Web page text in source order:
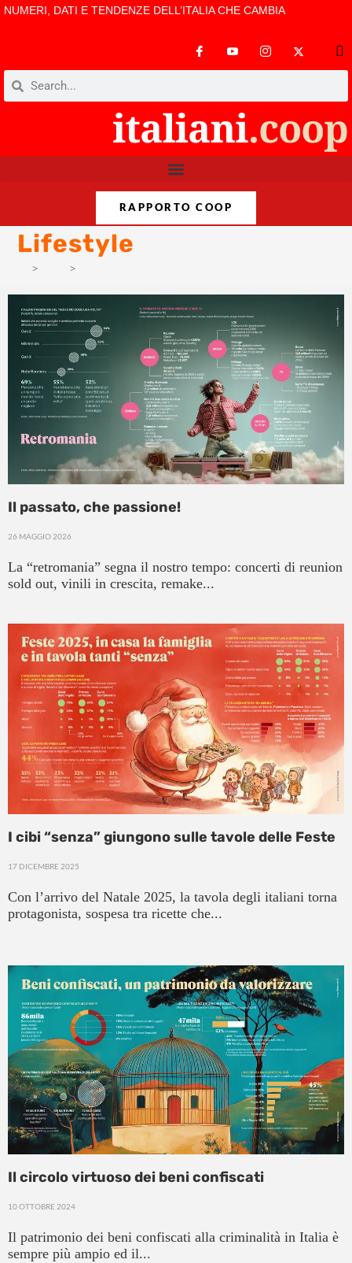
NUMERI, DATI E TENDENZE DELL’ITALIA CHE CAMBIA
RAPPORTO COOP
Lifestyle
> >
Il passato, che passione!
26 MAGGIO 2026
La “retromania” segna il nostro tempo: concerti di reunion
sold out, vinili in crescita, remake...
I cibi “senza” giungono sulle tavole delle Feste
17 DICEMBRE 2025
Con l’arrivo del Natale 2025, la tavola degli italiani torna
protagonista, sospesa tra ricette che...
Il circolo virtuoso dei beni confiscati
10 OTTOBRE 2024
Il patrimonio dei beni confiscati alla criminalità in Italia è
sempre più ampio ed il...